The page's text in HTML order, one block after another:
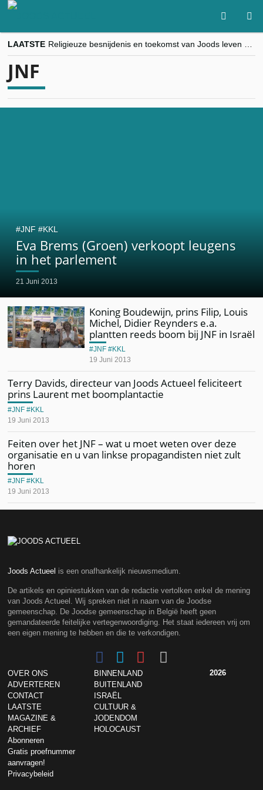
LAATSTE
“Besnijdenisdebat toont hoe moeilijk seculiere Westen minderheden begrijpt”, Jinnih Beels (Vooruit)
JNF
Eva Brems (Groen) verkoopt leugens
in het parlement
21 Juni 2013
JNF KKL
Koning Boudewijn, prins Filip, Louis
Michel, Didier Reynders e.a.
plantten reeds boom bij JNF in Israël
19 Juni 2013
JNF KKL
Terry Davids, directeur van Joods Actueel feliciteert
prins Laurent met boomplantactie
19 Juni 2013
JNF KKL
Feiten over het JNF – wat u moet weten over deze
organisatie en u van linkse propagandisten niet zult
horen
19 Juni 2013
JNF KKL
Joods Actueel is een onafhankelijk nieuwsmedium.
De artikels en opiniestukken van de redactie vertolken enkel de mening
van Joods Actueel. Wij spreken niet in naam van de Joodse
gemeenschap. De Joodse gemeenschap in België heeft geen
gemandateerde feitelijke vertegenwoordiging. Het staat iedereen vrij om
een eigen mening te hebben en die te verkondigen.
OVER ONS
ADVERTEREN
CONTACT
LAATSTE
MAGAZINE &
ARCHIEF
Abonneren
Gratis proefnummer
aanvragen!
Privacybeleid
BINNENLAND
BUITENLAND
ISRAËL
CULTUUR &
JODENDOM
HOLOCAUST
2026